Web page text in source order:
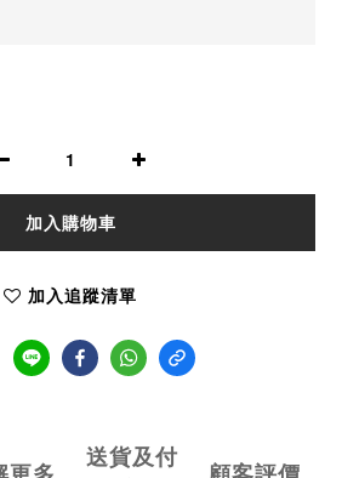
加入購物車
加入追蹤清單
送貨及付